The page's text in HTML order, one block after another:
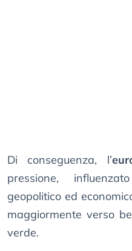
Di conseguenza, l’
pressione,
geopolitico ed
maggiormente verso
verde.